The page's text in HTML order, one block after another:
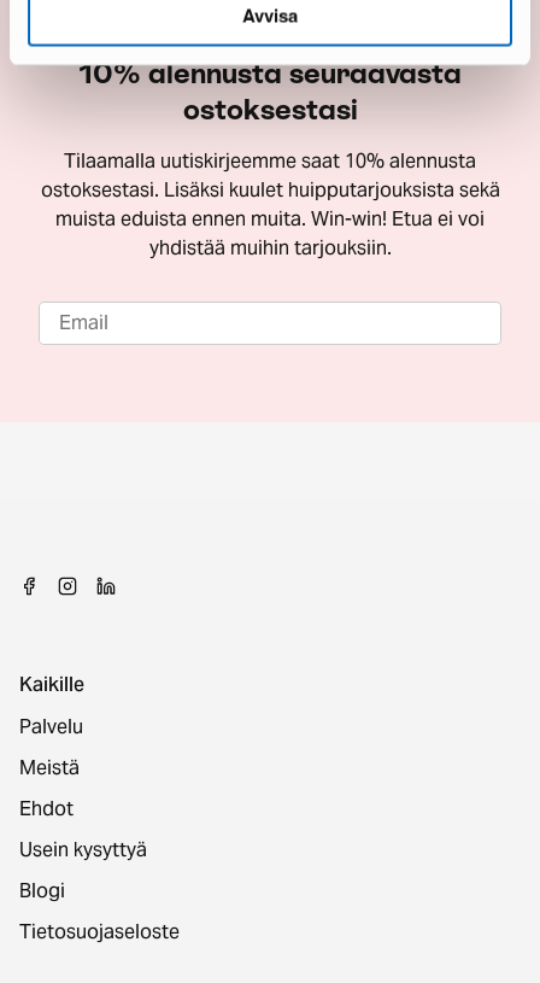
Avvisa
10% alennusta seuraavasta
ostoksestasi
Tilaamalla uutiskirjeemme saat 10% alennusta
ostoksestasi. Lisäksi kuulet huipputarjouksista sekä
muista eduista ennen muita. Win-win! Etua ei voi
yhdistää muihin tarjouksiin.
Kaikille
Palvelu
Meistä
Ehdot
Usein kysyttyä
Blogi
Tietosuojaseloste